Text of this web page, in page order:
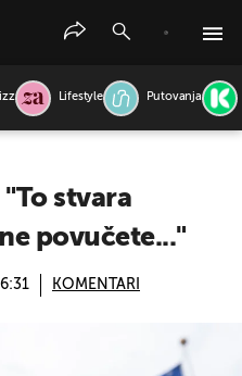
Lifestyle Putovanja
stvara
povučete..."
KOMENTARI